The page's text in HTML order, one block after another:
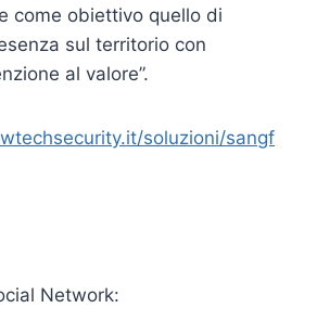
come obiettivo quello di
sul territorio con
al valore”.
soluzioni/sangf
Network: